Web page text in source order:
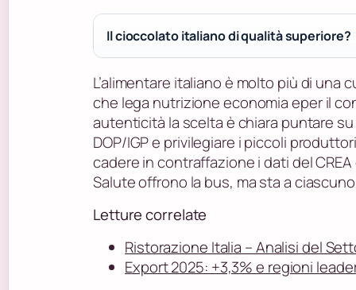
Il cioccolato italiano di qualità superiore?
L’alimentare italiano è molto più di una
che lega nutrizione economia eper il
autenticità la scelta è chiara puntare
DOP/IGP e privilegiare i piccoli
cadere in contraffazione i dati del
Salute offrono la bus, ma sta a
Letture correlate
Ristorazione Italia – Analisi del
Export 2025: +3,3% e regioni